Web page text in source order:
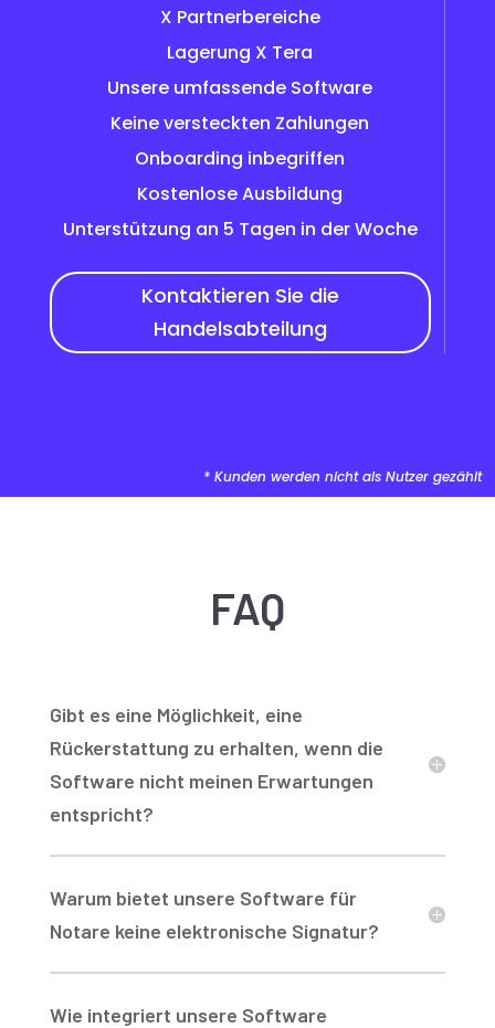
X Partnerbereiche
Lagerung X Tera
Unsere umfassende Software
Keine versteckten Zahlungen
Onboarding inbegriffen
Kostenlose Ausbildung
Unterstützung an 5 Tagen in der Woche
Kontaktieren Sie die
Handelsabteilung
* Kunden werden nicht als Nutzer gezählt
FAQ
Gibt es eine Möglichkeit, eine
Rückerstattung zu erhalten, wenn die
Software nicht meinen Erwartungen
entspricht?
Warum bietet unsere Software für
Notare keine elektronische Signatur?
Wie integriert unsere Software